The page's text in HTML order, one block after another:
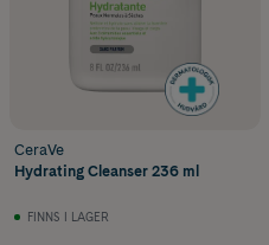
CeraVe
Hydrating Cleanser 236 ml
FINNS I LAGER